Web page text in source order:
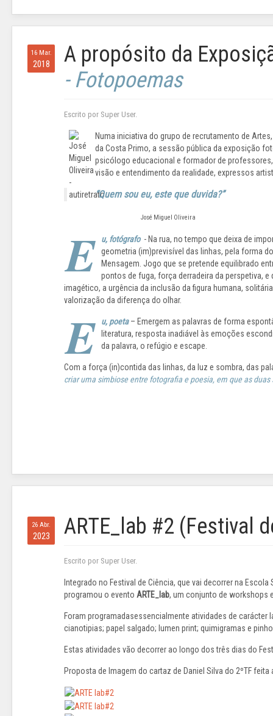
16 Mar.
2018
A propósito da
- Fotopoemas
Escrito por Super User.
Numa iniciativa do grupo de recrutamento de
da Costa Primo, a sessão pública da exposição
psicólogo educacional e formador de
visão e entendimento da realidade, expressos
“Quem sou eu, este que duvida?”
José Miguel Oliveira
E u, fotógrafo- Na rua, no tempo que deixa de
geometria (im)previsível das linhas, pela forma
Mensagem. Jogo que se pretende equilibrado
pontos de fuga, força derradeira da perspetiva,
imagético, a urgência da inclusão da figura humana,
valorização da diferença do olhar.
E u, poeta– Emergem as palavras de forma
literatura, resposta inadiável às emoções
da palavra, o refúgio e escape.
Com a força (in)contida das linhas, da luz e sombra, das
criar uma simbiose entre fotografia e poesia, em que as
26 Abr.
2023 ARTE_lab #2 (Festival
Escrito por Super User.
Integrado no Festival de Ciência, que vai decorrer na
programou o evento ARTE_lab, um conjunto de workshops
Foram programadasessencialmente atividades de carácter
cianotipias; papel salgado; lumen print; quimigramas e
Estas atividades vão decorrer ao longo dos três dias do
Proposta de Imagem do cartaz de Daniel Silva do 2ºTF